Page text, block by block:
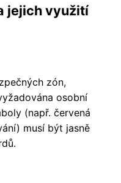
jejich využití
zón,
osobní
(např. červená
musí být jasně